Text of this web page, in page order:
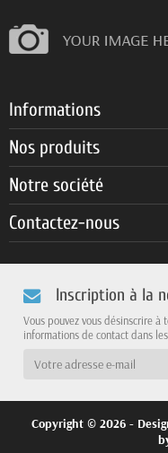
Informations
Nos produits
Notre société
Contactez-nous
Inscription à la
Vous pouvez vous désinscrire à
informations de contact dans
Copyright © 2026 -